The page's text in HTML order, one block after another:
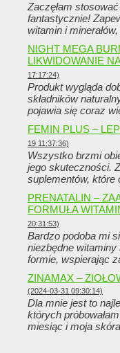
Zaczęłam
fantastycznie!
witamin i
NIGHT MEGA
LIKWIDOWANIE
17:17:24)
Produkt wygląda
składników
pojawia się coraz
FEMIN PLUS –
19 11:37:36)
Wszystko brzmi
jego skuteczności.
suplementów,
PRENATALIN –
FORMUŁA
20:31:53)
Bardzo podoba mi
niezbędne witaminy
formie, wspierając
ZINAMAX –
(2024-03-31 09:30:14)
Dla mnie jest to
których
miesiąc i moja